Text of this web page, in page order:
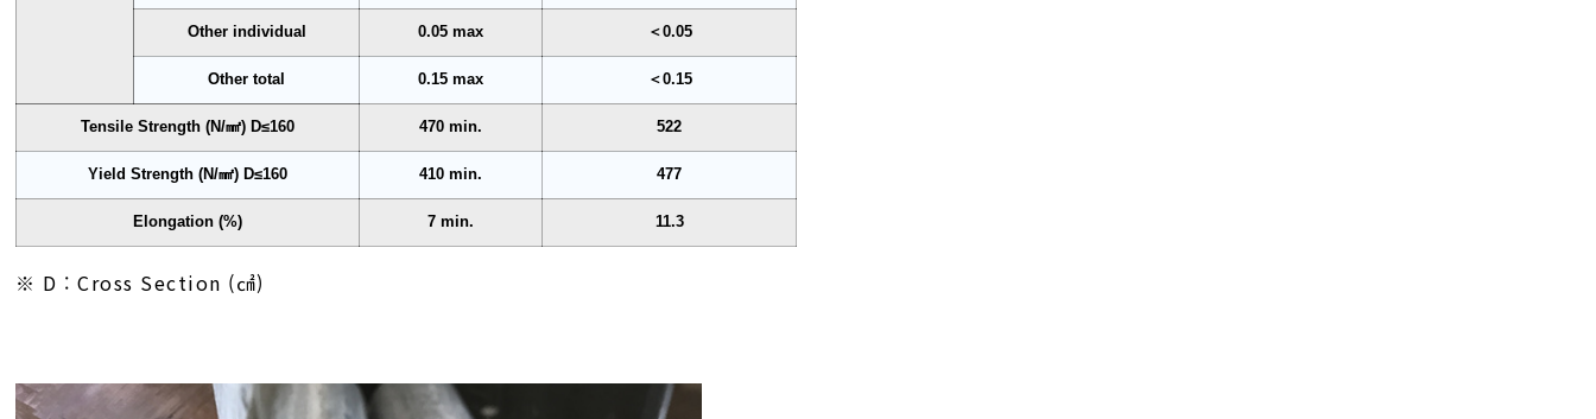
Other individual 0.05 max ＜0.05
Other total 0.15 max ＜0.15
Tensile Strength (N/㎟) D≤160 470 min. 522
Yield Strength (N/㎟) D≤160 410 min. 477
Elongation (%) 7 min. 11.3
※ D : Cross Section (㎠)